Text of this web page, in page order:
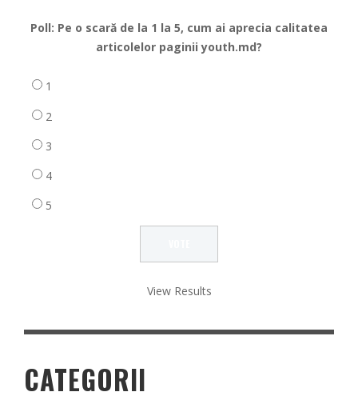
Poll: Pe o scară de la 1 la 5, cum ai aprecia calitatea
articolelor paginii youth.md?
1
2
3
4
5
View Results
CATEGORII